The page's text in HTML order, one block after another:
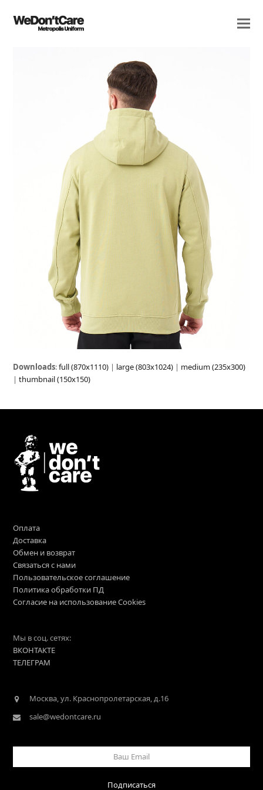
Downloads:full (870x1110) | large (803x1024) | medium (235x300)
|thumbnail (150x150)
Оплата
Доставка
Обмен и возврат
Связаться с нами
Пользовательское соглашение
Политика обработки ПД
Согласие на использование Cookies
Мы в соц. сетях:
ВКОНТАКТЕ
ТЕЛЕГРАМ
Москва, ул. Краснопролетарская, д.16
sale@wedontcare.ru
Email
Подписаться